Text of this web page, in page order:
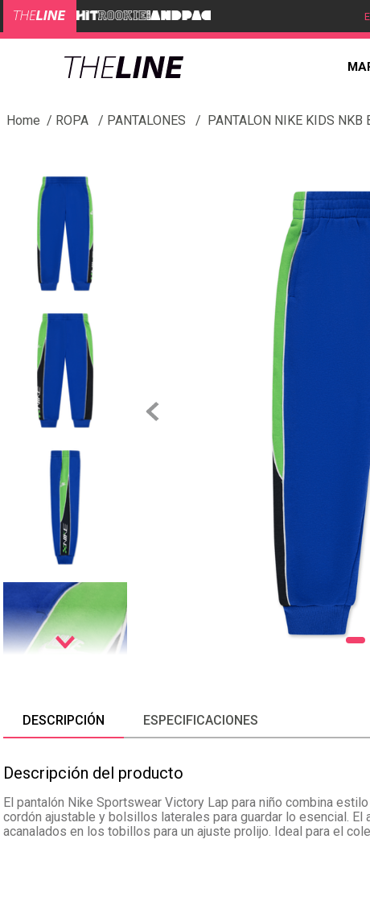
ROPA PANTALONES PANTALON NIKE KIDS NKB
DESCRIPCIÓN ESPECIFICACIONES
Descripción del producto
El pantalón Nike Sportswear Victory Lap para niño combina
cordón ajustable y bolsillos laterales para guardar lo esencial.
acanalados en los tobillos para un ajuste prolijo. Ideal para el